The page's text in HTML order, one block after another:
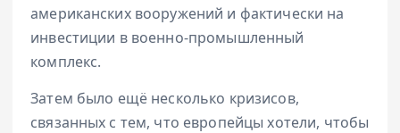
американских вооружений и фактически на
инвестиции в военно-промышленный
комплекс.
Затем было ещё несколько кризисов,
связанных с тем, что европейцы хотели, чтобы